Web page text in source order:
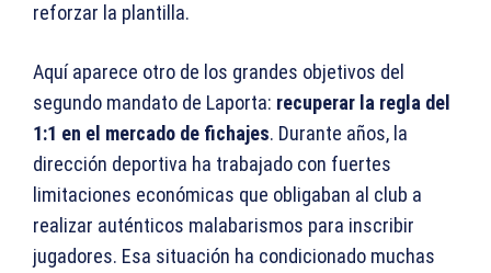
reforzar la plantilla.
Aquí aparece otro de los grandes objetivos del
segundo mandato de Laporta: recuperar la regla del
1:1 en el mercado de fichajes. Durante años, la
dirección deportiva ha trabajado con fuertes
limitaciones económicas que obligaban al club a
realizar auténticos malabarismos para inscribir
jugadores. Esa situación ha condicionado muchas